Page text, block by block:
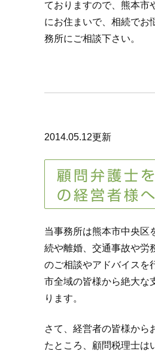
ておりますので、熊本市
にお住まいで、相続でお
務所にご相談下さい。
2014.05.12更新
顧問弁護士
の経営者様へ
当事務所は熊本市中央区
続や離婚、交通事故や労
のご相談やアドバイスを
市全域の皆様から絶大な
ります。
さて、経営者の皆様から
たところ、顧問税理士は